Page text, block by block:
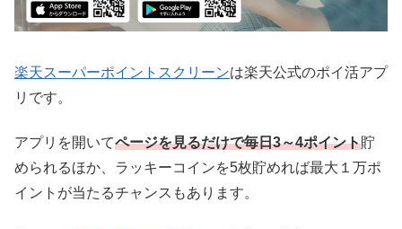
楽天スーパーポイントスクリーンは楽天公式のポイ活アプ
リです。
アプリを開いてページを見るだけで毎日3～4ポイント貯
められるほか、ラッキーコインを5枚貯めれば最大１万ポ
イントが当たるチャンスもあります。